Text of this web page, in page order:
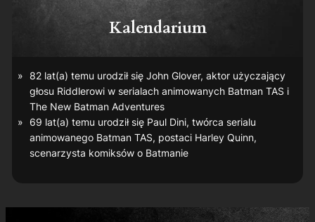
Kalendarium
82 lat(a) temu urodził się John Glover, aktor użyczający
głosu Riddlerowi w serialach animowanych Batman TAS i
The New Batman Adventures
69 lat(a) temu urodził się Paul Dini, twórca serialu
animowanego Batman TAS, postaci Harley Quinn,
scenarzysta komiksów o Batmanie